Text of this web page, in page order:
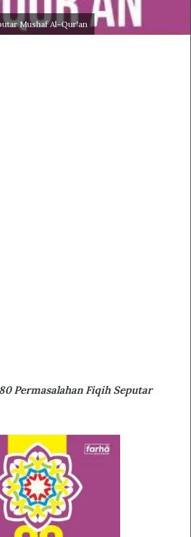
Mushaf Al-Qur'an
80 Permasalahan Fiqih Seputar